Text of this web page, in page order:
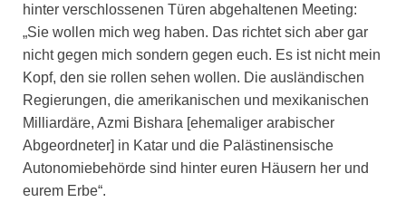
hinter verschlossenen Türen abgehaltenen Meeting:
„Sie wollen mich weg haben. Das richtet sich aber gar
nicht gegen mich sondern gegen euch. Es ist nicht mein
Kopf, den sie rollen sehen wollen. Die ausländischen
Regierungen, die amerikanischen und mexikanischen
Milliardäre, Azmi Bishara [ehemaliger arabischer
Abgeordneter] in Katar und die Palästinensische
Autonomiebehörde sind hinter euren Häusern her und
eurem Erbe“.